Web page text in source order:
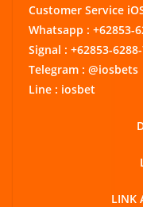
Customer Service
Whatsapp : +62853-
Signal : +62853-
Telegram : @iosbets
Line : iosbet
LINK